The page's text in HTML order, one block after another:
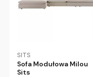
SITS
Sofa Modułowa Milou
Sits